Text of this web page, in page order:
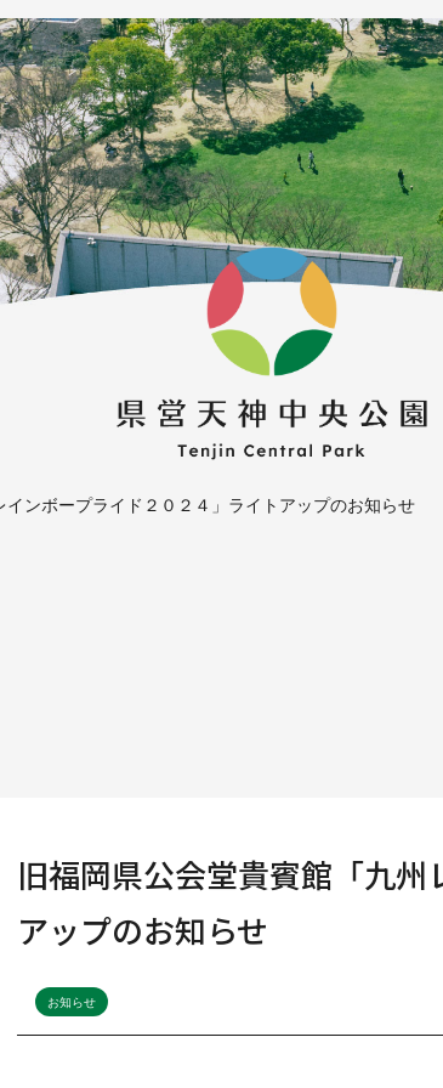
ンボープライド２０２４」ライトアップのお知らせ
旧福岡県公会堂貴賓館「九
アップのお知らせ
お知らせ